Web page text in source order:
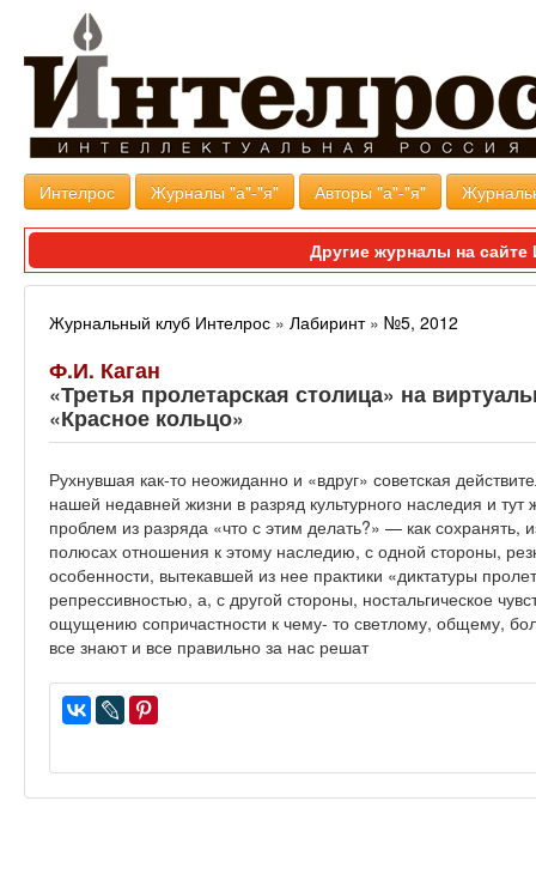
Интелрос Журналы "а"-"я" Авторы "а"-"я"
Другие журналы на
Журнальный клуб Интелрос » Лабиринт» №5, 2012
Ф.И. Каган
«Третья пролетарская столица» на
«Красное кольцо»
Рухнувшая как-то неожиданно и «вдруг» советская
нашей недавней жизни в разряд культурного наследия и
проблем из разряда «что с этим делать?» — как сохранять,
полюсах отношения к этому наследию, с одной стороны,
особенности, вытекавшей из нее практики «диктатуры
репрессивностью, а, с другой стороны, ностальгическое
ощущению сопричастности к чему- то светлому, общему,
все знают и все правильно за нас решат